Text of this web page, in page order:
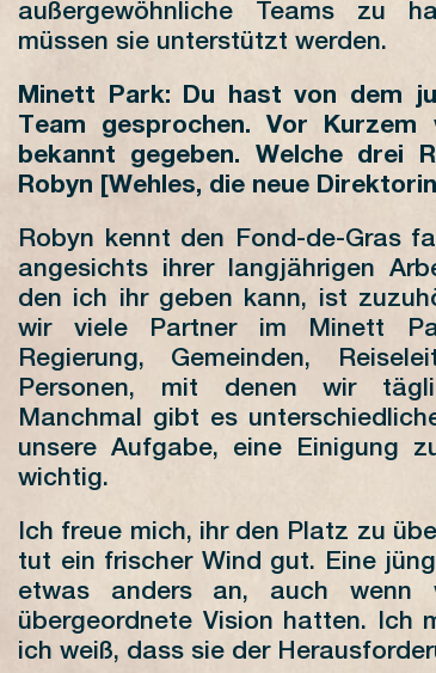
außergewöhnliche Teams zu
müssen sie unterstützt werden.
Minett Park: Du hast von dem
Team gesprochen. Vor
bekannt gegeben. Welche drei
Robyn [Wehles, die neue
Robyn kennt den Fond-de-Gras
angesichts ihrer langjährigen
den ich ihr geben kann, ist
wir viele Partner im Minett
Regierung, Gemeinden,
Personen, mit denen wir
Manchmal gibt es
unsere Aufgabe, eine Einigung
wichtig.
Ich freue mich, ihr den Platz zu
tut ein frischer Wind gut. Eine
etwas anders an, auch wenn
übergeordnete Vision hatten. Ich
ich weiß, dass sie der